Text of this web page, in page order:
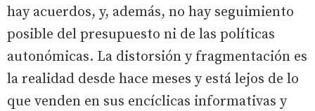
hay acuerdos, y, además, no hay seguimiento
posible del presupuesto ni de las políticas
autonómicas. La distorsión y fragmentación es
la realidad desde hace meses y está lejos de lo
que venden en sus encíclicas informativas y